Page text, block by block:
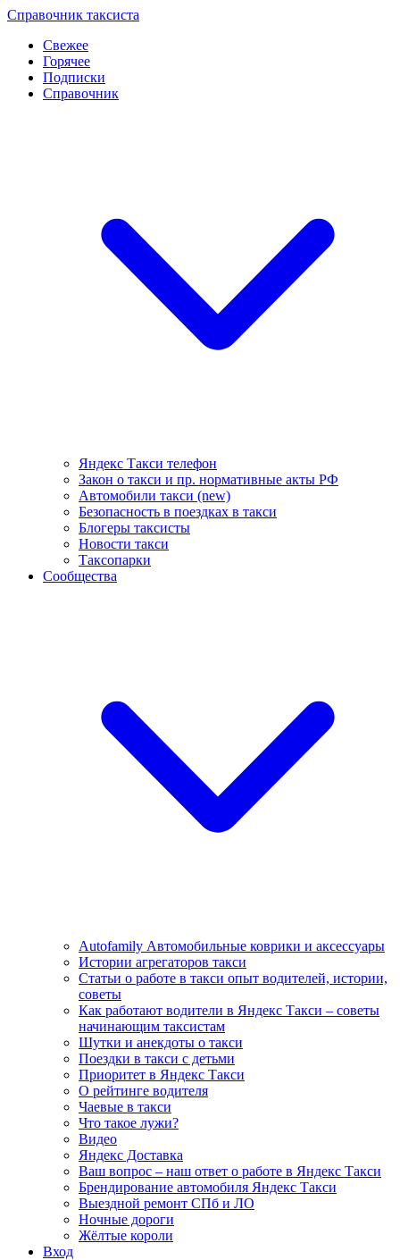
Перейти
контенту
Справочник таксиста
Свежее
Горячее
Подписки
Справочник
Яндекс Такси телефон
Закон о такси и пр. нормативные акты РФ
Автомобили такси (new)
Безопасность в поездках в такси
Блогеры таксисты
Новости такси
Таксопарки
Сообщества
Autofamily Автомобильные коврики и аксессуары
Истории агрегаторов такси
Статьи о работе в такси опыт водителей, истории,
советы
Как работают водители в Яндекс Такси – советы
начинающим таксистам
Шутки и анекдоты о такси
Поездки в такси с детьми
Приоритет в Яндекс Такси
О рейтинге водителя
Чаевые в такси
Что такое лужи?
Видео
Яндекс Доставка
Ваш вопрос – наш ответ о работе в Яндекс Такси
Брендирование автомобиля Яндекс Такси
Выездной ремонт СПб и ЛО
Ночные дороги
Жёлтые короли
Вход